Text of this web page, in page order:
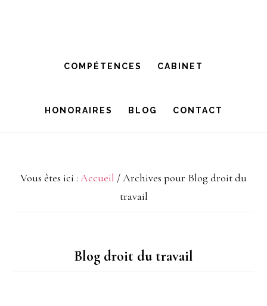
principale
COMPÉTENCES CABINET
HONORAIRES BLOG CONTACT
Vous êtes ici : Accueil /Archives pour Blog droit du
travail
Blog droit du travail